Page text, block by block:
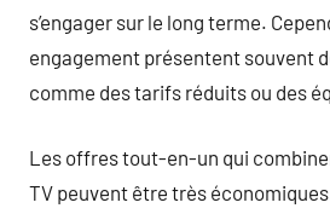
s’engager sur le long terme.
engagement présentent souvent
comme des tarifs réduits ou des
Les offres tout-en-un qui
TV peuvent être très